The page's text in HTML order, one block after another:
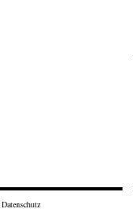
Datenschutz